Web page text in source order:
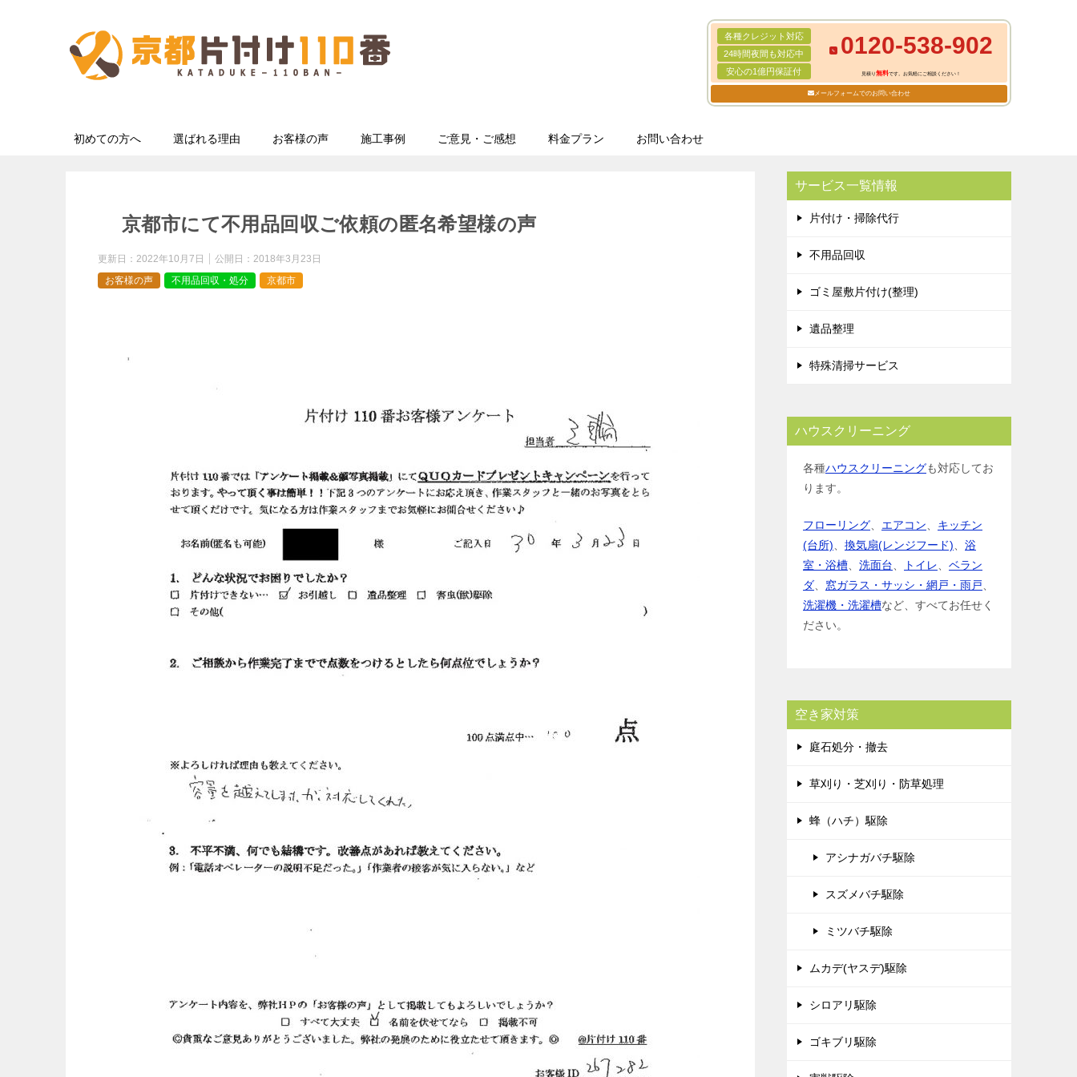
各種クレジット対応
24時間夜間も対応中
安心の1億円保証付
0120-538-902
見積り無料です。お気軽にご相談ください！
メールフォームでのお問い合わせ
初めての方へ 選ばれる理由 お客様の声 施工事例 ご意見・ご感想 料金プラン お問い合わせ
京都市にて不用品回収ご依頼の匿名希望様の声
更新日： 2022年10月7日 公開日： 2018年3月23日
お客様の声
不用品回収・処分 京都市
サービス一覧情報
片付け・掃除代行
不用品回収
ゴミ屋敷片付け(整理)
遺品整理
特殊清掃サービス
ハウスクリーニング
各種ハウスクリーニングも対応してお
ります。
フローリング エアコン
キッチン
(台所)
換気扇(レンジフード)
浴
室・浴槽
洗面台 トイレ
ベラン
ダ
窓ガラス・サッシ・網戸・雨戸
洗濯機・洗濯槽など、すべてお任せく
ださい。
空き家対策
庭石処分・撤去
草刈り・芝刈り・防草処理
蜂（ハチ）駆除
アシナガバチ駆除
スズメバチ駆除
ミツバチ駆除
ムカデ(ヤスデ)駆除
シロアリ駆除
ゴキブリ駆除